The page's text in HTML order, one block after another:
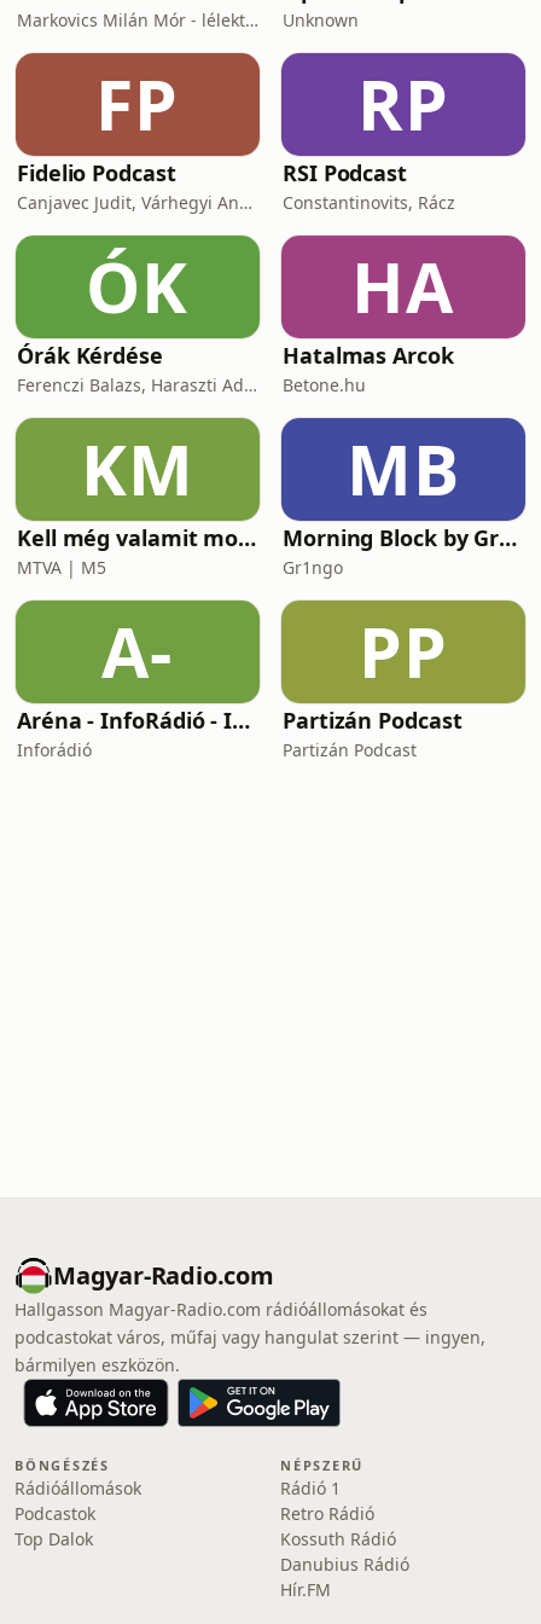
Markovics Milán Mór - lélektan, tudomány, vallás, harc Unknown
FP
Fidelio Podcast
Canjavec Judit, Várhegyi András, Gyürke Kata, Tompa Diána, Vass Antónia
RP
RSI Podcast
Constantinovits, Rácz
ÓK
Órák Kérdése
Ferenczi Balazs, Haraszti Adam
HA
Hatalmas Arcok
Betone.hu
KM
Kell még valamit mondanom, Ildikó?
MTVA | M5
MB
Morning Block by Gr1ngo
Gr1ngo
A-
Aréna - InfoRádió - Infostart.hu
Inforádió
PP
Partizán Podcast
Partizán Podcast
Magyar-Radio.com
Hallgasson Magyar-Radio.com rádióállomásokat és
podcastokat város, műfaj vagy hangulat szerint — ingyen,
bármilyen eszközön.
BÖNGÉSZÉS
Rádióállomások
Podcastok
Top Dalok
NÉPSZERŰ
Rádió 1
Retro Rádió
Kossuth Rádió
Danubius Rádió
Hír.FM